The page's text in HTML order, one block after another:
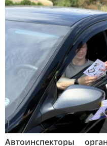
Автоинспекторы